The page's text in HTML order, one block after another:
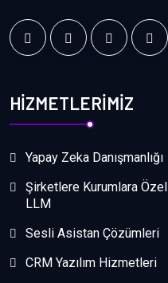
HİZMETLERİMİZ
Yapay Zeka Danışmanlığı
Şirketlere Kurumlara Özel
LLM
Sesli Asistan Çözümleri
CRM Yazılım Hizmetleri